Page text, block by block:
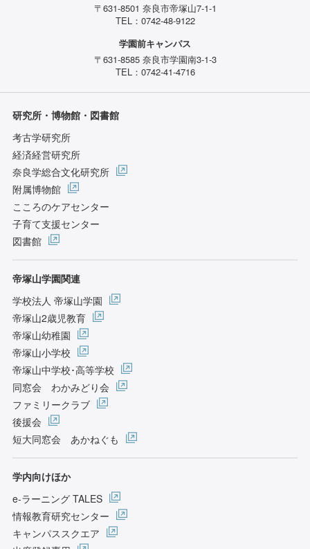
〒631-8501 奈良市帝塚山7-1-1
TEL：0742-48-9122
学園前キャンパス
〒631-8585 奈良市学園南3-1-3
TEL：0742-41-4716
研究所・博物館・図書館
考古学研究所
経済経営研究所
奈良学総合文化研究所
附属博物館
こころのケアセンター
子育て支援センター
図書館
帝塚山学園関連
学校法人 帝塚山学園
帝塚山2歳児教育
帝塚山幼稚園
帝塚山小学校
帝塚山中学校･高等学校
同窓会 わかみどり会
ファミリークラブ
後援会
短大同窓会 あかねぐも
学内向けほか
e-ラーニング TALES
情報教育研究センター
キャンパススクエア